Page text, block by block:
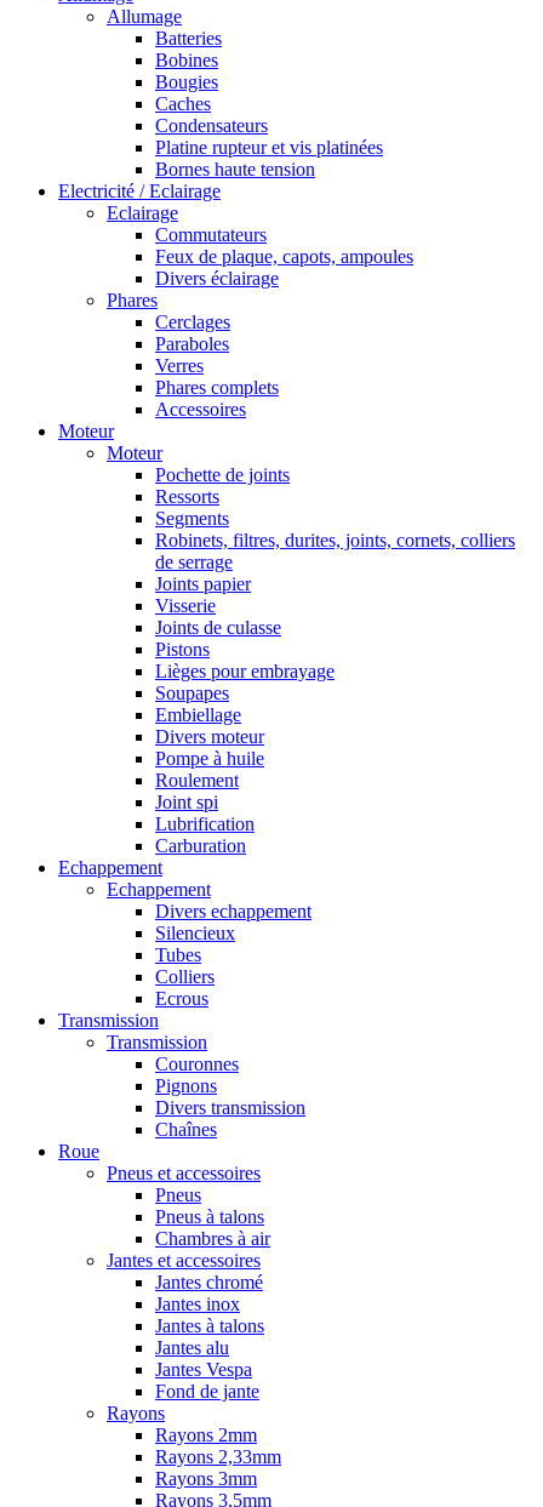
Allumage
Batteries
Bobines
Bougies
Caches
Condensateurs
Platine rupteur et vis platinées
Bornes haute tension
Electricité / Eclairage
Eclairage
Commutateurs
Feux de plaque, capots, ampoules
Divers éclairage
Phares
Cerclages
Paraboles
Verres
Phares complets
Accessoires
Moteur
Moteur
Pochette de joints
Ressorts
Segments
Robinets, filtres, durites, joints, cornets, colliers
de serrage
Joints papier
Visserie
Joints de culasse
Pistons
Lièges pour embrayage
Soupapes
Embiellage
Divers moteur
Pompe à huile
Roulement
Joint spi
Lubrification
Carburation
Echappement
Echappement
Divers echappement
Silencieux
Tubes
Colliers
Ecrous
Transmission
Transmission
Couronnes
Pignons
Divers transmission
Chaînes
Roue
Pneus et accessoires
Pneus
Pneus à talons
Chambres à air
Jantes et accessoires
Jantes chromé
Jantes inox
Jantes à talons
Jantes alu
Jantes Vespa
Fond de jante
Rayons
Rayons 2mm
Rayons 2,33mm
Rayons 3mm
Rayons 3,5mm